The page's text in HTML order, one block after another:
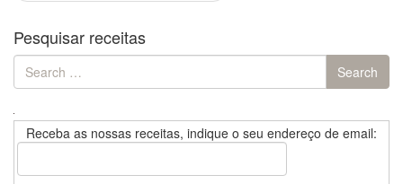
Pesquisar receitas
Search
for:
Search
Receba as nossas receitas, indique o seu endereço de email: